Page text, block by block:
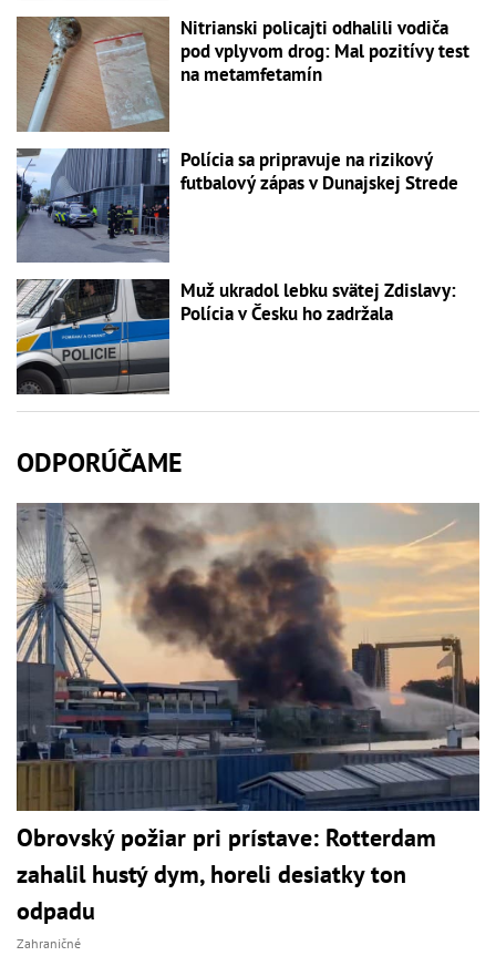
Nitrianski policajti odhalili vodiča
pod vplyvom drog: Mal pozitívy test
na metamfetamín
Polícia sa pripravuje na rizikový
futbalový zápas v Dunajskej Strede
Muž ukradol lebku svätej Zdislavy:
Polícia v Česku ho zadržala
ODPORÚČAME
Obrovský požiar pri prístave: Rotterdam
zahalil hustý dym, horeli desiatky ton
odpadu
Zahraničné